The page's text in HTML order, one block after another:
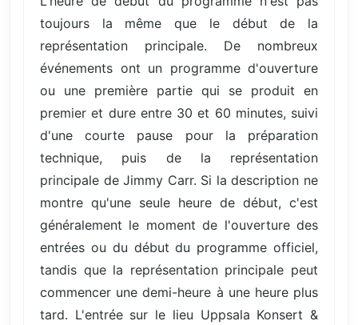
toujours la même que le début de la
représentation principale. De nombreux
événements ont un programme d'ouverture
ou une première partie qui se produit en
premier et dure entre 30 et 60 minutes, suivi
d'une courte pause pour la préparation
technique, puis de la représentation
principale de Jimmy Carr. Si la description ne
montre qu'une seule heure de début, c'est
généralement le moment de l'ouverture des
entrées ou du début du programme officiel,
tandis que la représentation principale peut
commencer une demi-heure à une heure plus
tard. L'entrée sur le lieu Uppsala Konsert &